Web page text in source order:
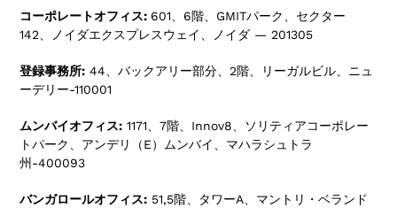
コーポレートオフィス: 601、6階、GMITパーク、セクター
142、ノイダエクスプレスウェイ、ノイダ — 201305
登録事務所: 44、バックアリー部分、2階、リーガルビル、ニュ
ーデリー-110001
ムンバイオフィス: 1171、7階、Innov8、ソリティアコーポレー
トパーク、アンデリ（E）ムンバイ、マハラシュトラ
州-400093
バンガロールオフィス: 51,5階、タワーA、マントリ・ベランド